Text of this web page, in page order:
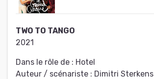
TWO TO TANGO
2021
Dans le rôle de : Hotel
Auteur / scénariste : Dimitri Sterkens